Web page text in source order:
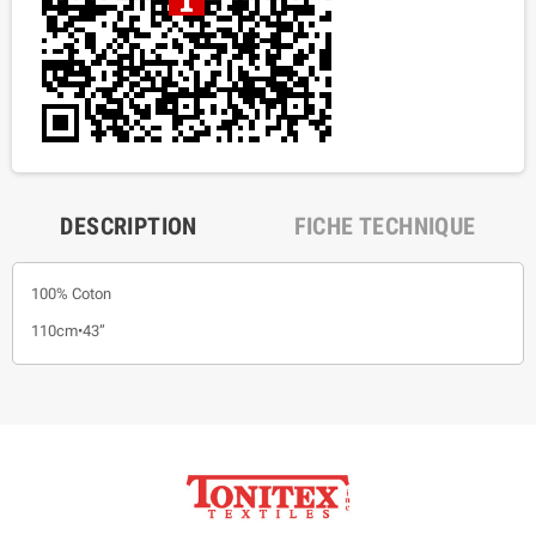
DESCRIPTION FICHE TECHNIQUE
100% Coton
110cm•43”